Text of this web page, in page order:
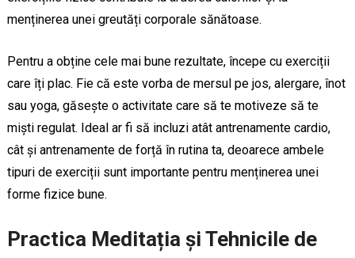
menținerea unei greutăți corporale sănătoase.
Pentru a obține cele mai bune rezultate, începe cu exerciții
care îți plac. Fie că este vorba de mersul pe jos, alergare, înot
sau yoga, găsește o activitate care să te motiveze să te
miști regulat. Ideal ar fi să incluzi atât antrenamente cardio,
cât și antrenamente de forță în rutina ta, deoarece ambele
tipuri de exerciții sunt importante pentru menținerea unei
forme fizice bune.
Practica Meditația și Tehnicile de